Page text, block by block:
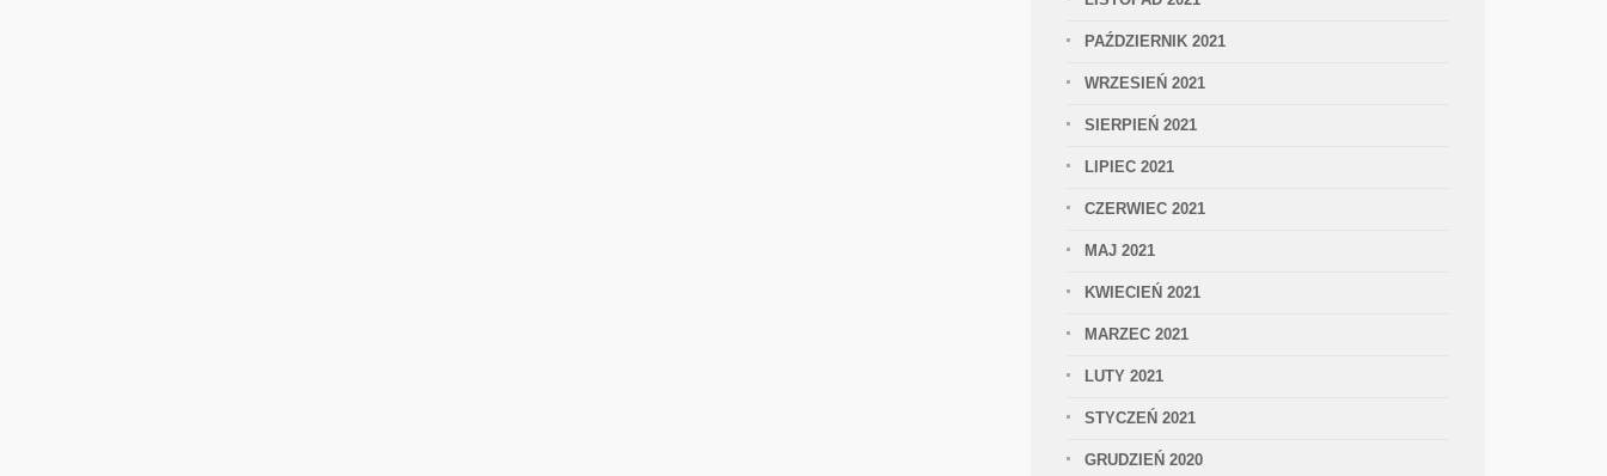
PAŹDZIERNIK 2021
WRZESIEŃ 2021
SIERPIEŃ 2021
LIPIEC 2021
CZERWIEC 2021
MAJ 2021
KWIECIEŃ 2021
MARZEC 2021
LUTY 2021
STYCZEŃ 2021
GRUDZIEŃ 2020